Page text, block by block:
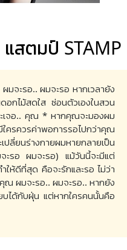
แสตมป์ STAMP
ผมจะรอ.. ผมจะรอ หากเวลายัง
กไม้สดใส ซ่อนตัวเองในสวน
ะเจอ.. คุณ * หากคุณจะมองผม
รควรค่าพอการรอไปกว่าคุณ
ปลี่ยนร่างกายผมหายกลายเป็น
รอ ผมจะรอ) แม้วันนี้จะมีแต่
ให้ดีที่สุด คือจะรักและรอ ไม่ว่า
ณ ผมจะรอ.. ผมจะรอ.. หากยัง
ได้กับฝุ่น แต่หากใครคนนั้นคือ